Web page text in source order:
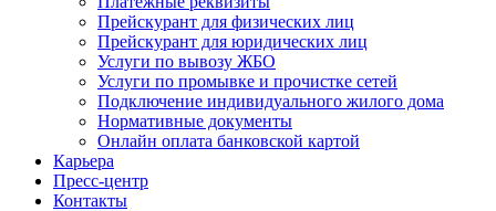
Прейскурант для физических лиц
Прейскурант для юридических лиц
Услуги по вывозу ЖБО
Услуги по промывке и прочистке сетей
Подключение индивидуального жилого дома
Нормативные документы
Онлайн оплата банковской картой
Карьера
Пресс-центр
Контакты